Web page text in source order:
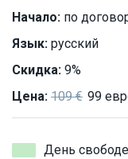
Начало: по
Язык: русский
Скидка: 9%
Цена: 109 € 99
День